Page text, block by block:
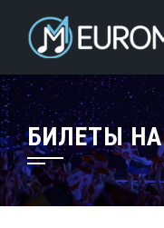
БИЛЕТЫ